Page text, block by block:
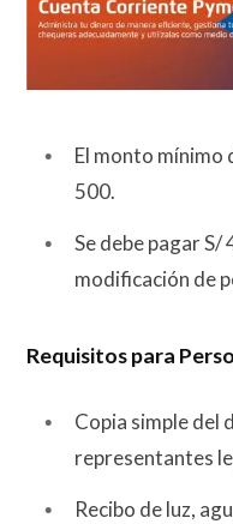
El monto mínimo
500.​
Se debe pagar
modificación de
Requisitos para
Copia simple del
representantes
Recibo de luz,